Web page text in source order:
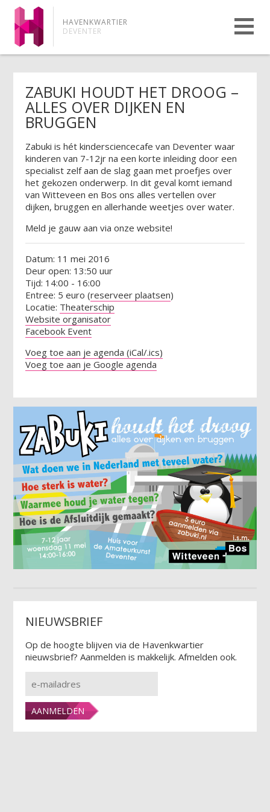
HAVENKWARTIER
DEVENTER
ZABUKI HOUDT HET DROOG –
ALLES OVER DIJKEN EN
BRUGGEN
Zabuki is hét kindersciencecafe van Deventer waar
kinderen van 7-12jr na een korte inleiding door een
specialist zelf aan de slag gaan met proefjes over
het gekozen onderwerp. In dit geval komt iemand
van Witteveen en Bos ons alles vertellen over
dijken, bruggen en allerhande weetjes over water.
Meld je gauw aan via onze website!
Datum: 11 mei 2016
Deur open: 13:50 uur
Tijd: 14:00 - 16:00
Entree: 5 euro (reserveer plaatsen)
Locatie: Theaterschip
Website organisator
Facebook Event
Voeg toe aan je agenda (iCal/.ics)
Voeg toe aan je Google agenda
NIEUWSBRIEF
Op de hoogte blijven via de Havenkwartier
nieuwsbrief? Aanmelden is makkelijk. Afmelden ook.